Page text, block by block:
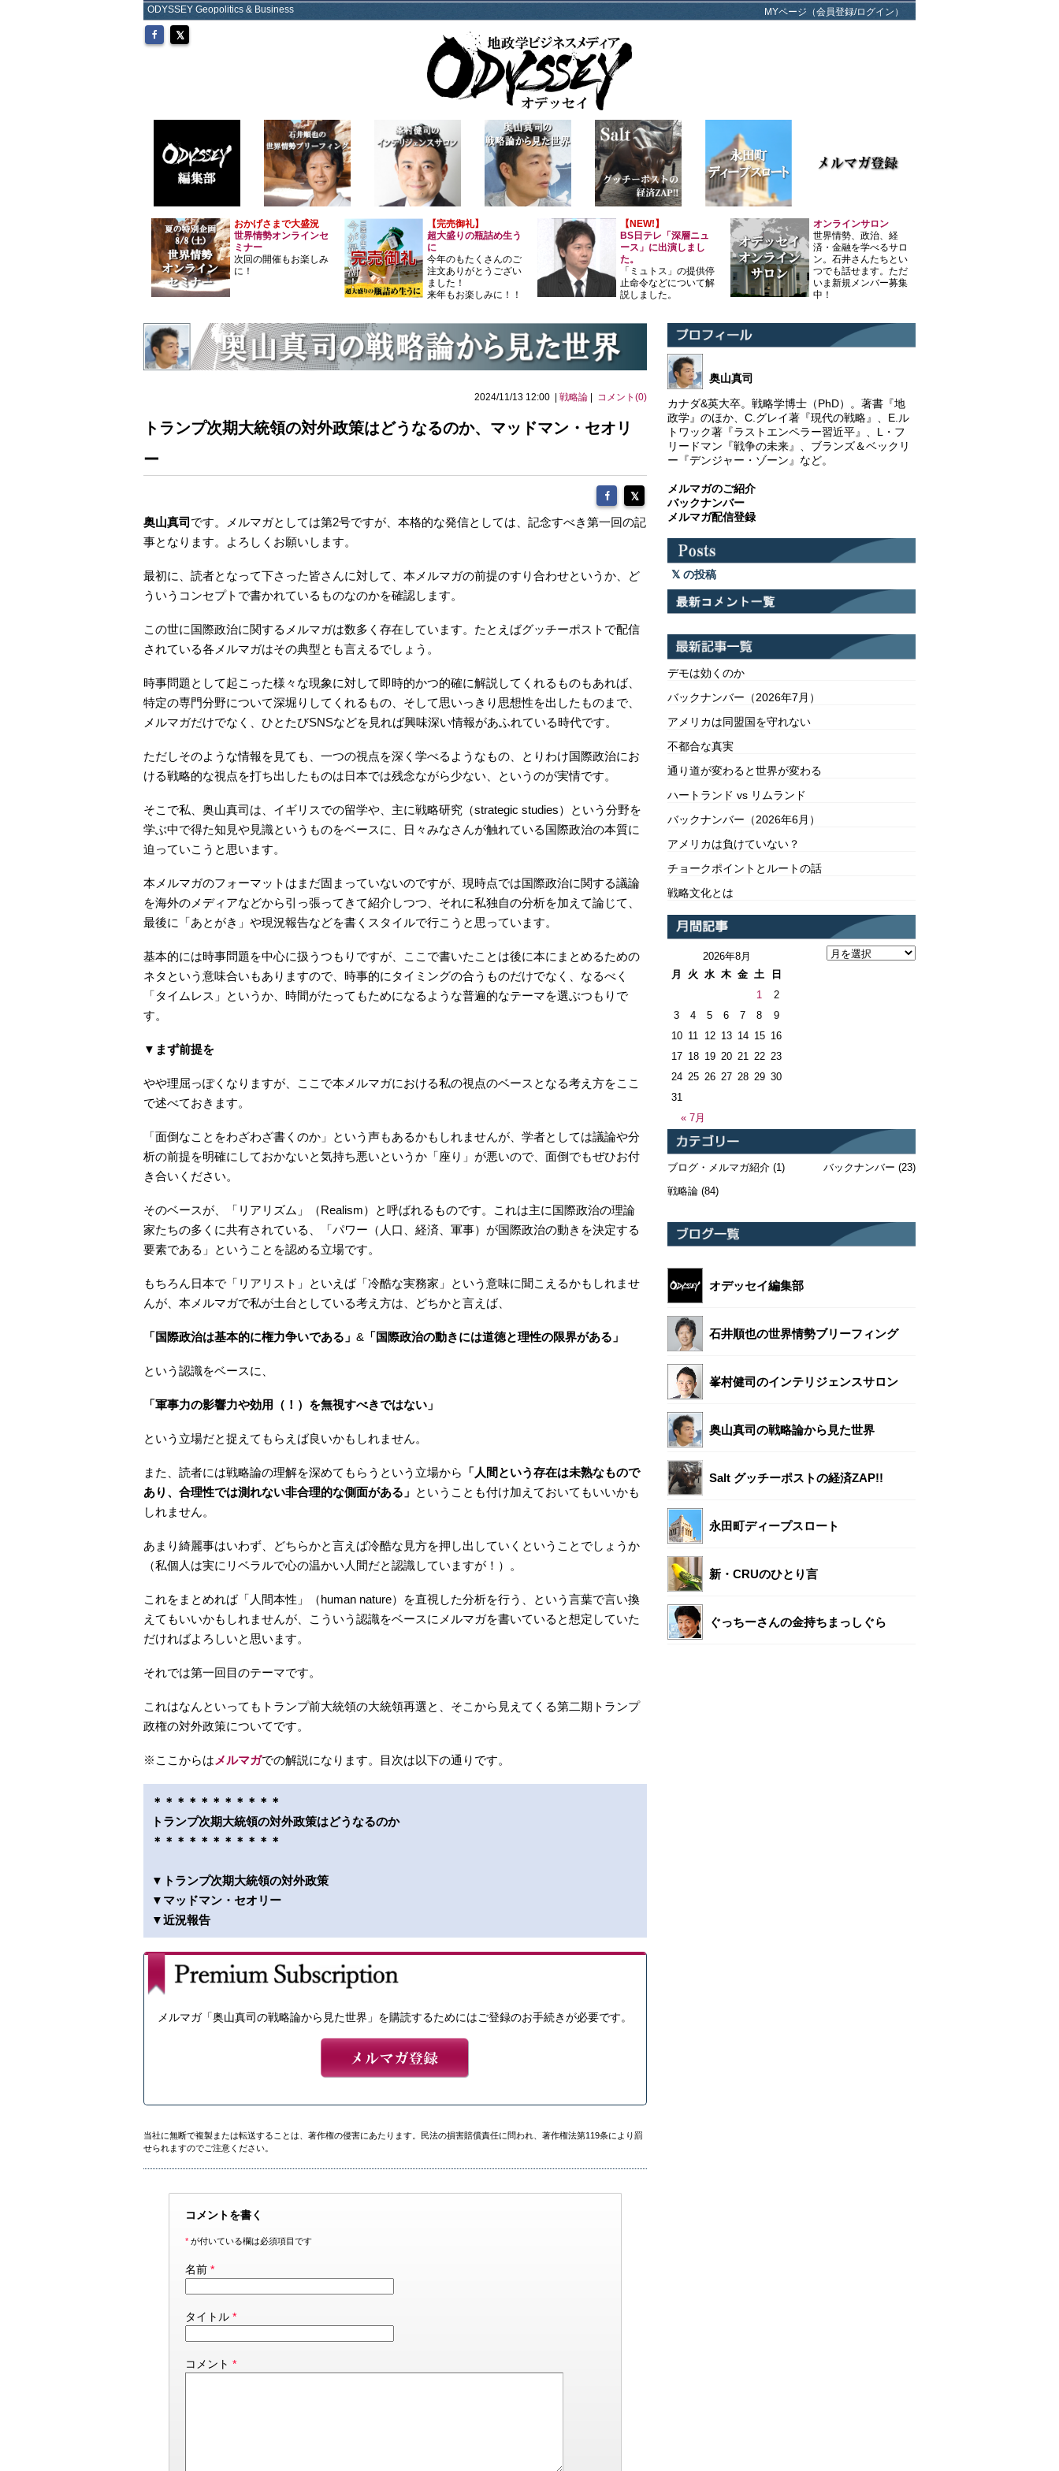
ODYSSEY Geopolitics & Business MYページ（会員登録/ログイン）
おかげさまで大盛況
世界情勢オンラインセ
ミナー
次回の開催もお楽しみ
に！
【完売御礼】
超大盛りの瓶詰め生う
に
今年のもたくさんのご
注文ありがとうござい
ました！
来年もお楽しみに！！
【NEW!】
BS日テレ「深層ニュ
ース」に出演しまし
た。
「ミュトス」の提供停
止命令などについて解
説しました。
オンラインサロン
世界情勢、政治、経
済・金融を学べるサロ
ン。石井さんたちとい
つでも話せます。ただ
いま新規メンバー募集
中！
2024/11/13 12:00 | 戦略論| コメント(0)
トランプ次期大統領の対外政策はどうなるのか、マッドマン・セオリ
ー
奥山真司 です。メルマガとしては第2号ですが、本格的な発信としては、記念すべき第一回の記
事となります。よろしくお願いします。
最初に、読者となって下さった皆さんに対して、本メルマガの前提のすり合わせというか、ど
ういうコンセプトで書かれているものなのかを確認します。
この世に国際政治に関するメルマガは数多く存在しています。たとえばグッチーポストで配信
されている各メルマガはその典型とも言えるでしょう。
時事問題として起こった様々な現象に対して即時的かつ的確に解説してくれるものもあれば、
特定の専門分野について深堀りしてくれるもの、そして思いっきり思想性を出したものまで、
メルマガだけでなく、ひとたびSNSなどを見れば興味深い情報があふれている時代です。
ただしそのような情報を見ても、一つの視点を深く学べるようなもの、とりわけ国際政治にお
ける戦略的な視点を打ち出したものは日本では残念ながら少ない、というのが実情です。
そこで私、奥山真司は、イギリスでの留学や、主に戦略研究（strategic studies）という分野を
学ぶ中で得た知見や見識というものをベースに、日々みなさんが触れている国際政治の本質に
迫っていこうと思います。
本メルマガのフォーマットはまだ固まっていないのですが、現時点では国際政治に関する議論
を海外のメディアなどから引っ張ってきて紹介しつつ、それに私独自の分析を加えて論じて、
最後に「あとがき」や現況報告などを書くスタイルで行こうと思っています。
基本的には時事問題を中心に扱うつもりですが、ここで書いたことは後に本にまとめるための
ネタという意味合いもありますので、時事的にタイミングの合うものだけでなく、なるべく
「タイムレス」というか、時間がたってもためになるような普遍的なテーマを選ぶつもりで
す。
▼まず前提を
やや理屈っぽくなりますが、ここで本メルマガにおける私の視点のベースとなる考え方をここ
で述べておきます。
「面倒なことをわざわざ書くのか」という声もあるかもしれませんが、学者としては議論や分
析の前提を明確にしておかないと気持ち悪いというか「座り」が悪いので、面倒でもぜひお付
き合いください。
そのベースが、「リアリズム」（Realism）と呼ばれるものです。これは主に国際政治の理論
家たちの多くに共有されている、「パワー（人口、経済、軍事）が国際政治の動きを決定する
要素である」ということを認める立場です。
もちろん日本で「リアリスト」といえば「冷酷な実務家」という意味に聞こえるかもしれませ
んが、本メルマガで私が土台としている考え方は、どちかと言えば、
「国際政治は基本的に権力争いである」 & 「国際政治の動きには道徳と理性の限界がある」
という認識をベースに、
「軍事力の影響力や効用（！）を無視すべきではない」
という立場だと捉えてもらえば良いかもしれません。
また、読者には戦略論の理解を深めてもらうという立場から
「人間という存在は未熟なもので
あり、合理性では測れない非合理的な側面がある」 ということも付け加えておいてもいいかも
しれません。
あまり綺麗事はいわず、どちらかと言えば冷酷な見方を押し出していくということでしょうか
（私個人は実にリベラルで心の温かい人間だと認識していますが！）。
これをまとめれば「人間本性」（human nature）を直視した分析を行う、という言葉で言い換
えてもいいかもしれませんが、こういう認識をベースにメルマガを書いていると想定していた
だければよろしいと思います。
それでは第一回目のテーマです。
これはなんといってもトランプ前大統領の大統領再選と、そこから見えてくる第二期トランプ
政権の対外政策についてです。
※ここからは メルマガでの解説になります。目次は以下の通りです。
＊＊＊＊＊＊＊＊＊＊＊
トランプ次期大統領の対外政策はどうなるのか
＊＊＊＊＊＊＊＊＊＊＊
▼トランプ次期大統領の対外政策
▼マッドマン・セオリー
▼近況報告
メルマガ「奥山真司の戦略論から見た世界」を購読するためにはご登録のお手続きが必要です。
当社に無断で複製または転送することは、著作権の侵害にあたります。民法の損害賠償責任に問われ、著作権法第119条により罰
せられますのでご注意ください。
コメントを書く
*が付いている欄は必須項目です
名前 *
タイトル *
コメント *
奥山真司
カナダ&英大卒。戦略学博士（PhD）。著書『地
政学』のほか、C.グレイ著『現代の戦略』、E.ル
トワック著『ラストエンペラー習近平』、L・フ
リードマン『戦争の未来』、ブランズ＆ベックリ
ー『デンジャー・ゾーン』など。
メルマガのご紹介
バックナンバー
メルマガ配信登録
の投稿
デモは効くのか
バックナンバー（2026年7月）
アメリカは同盟国を守れない
不都合な真実
通り道が変わると世界が変わる
ハートランド vs リムランド
バックナンバー（2026年6月）
アメリカは負けていない？
チョークポイントとルートの話
戦略文化とは
2026年8月
月
火 水 木 金 土 日
« 7月
1
2
3
4 5 6 7 8
9
10 11 12 13 14 15 16
17 18 19 20 21 22 23
24 25 26 27 28 29 30
31
ブログ・メルマガ紹介 (1)
戦略論 (84)
バックナンバー (23)
オデッセイ編集部
石井順也の世界情勢ブリーフィング
峯村健司のインテリジェンスサロン
奥山真司の戦略論から見た世界
Salt グッチーポストの経済ZAP!!
永田町ディープスロート
新・CRUのひとり言
ぐっちーさんの金持ちまっしぐら